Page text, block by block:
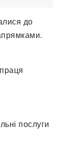
до
послуги